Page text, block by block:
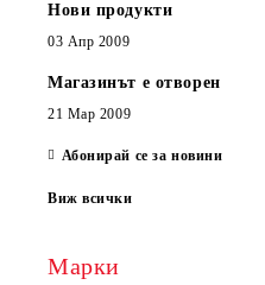
Нови продукти
03 Апр 2009
Магазинът е отворен
21 Мар 2009
Абонирай се за новини
Виж всички
Марки